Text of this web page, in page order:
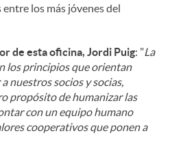
los más jóvenes del
de esta oficina, Jordi Puig: "La
los principios que orientan
nuestros socios y socias,
propósito de humanizar las
con un equipo humano
cooperativos que ponen a